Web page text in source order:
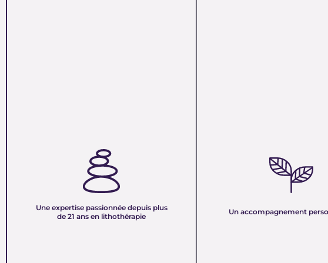
Une expertise passionnée depuis plus
de 21 ans en lithothérapie
PLUS DE 21 ANS EN LITHOTHÉRAPIE :
Forte d’une expérience de plus de deux
décennies, notre équipe vous partage son savoir
mettons nos connaissances en lithothérapie à
votre service pour vous accompagner dans votre
Un accompagnement
Nous sélectionnons
minéraux pour vous offrir des
naturelles, non traitées et chargées
vibration et son authenticité afin